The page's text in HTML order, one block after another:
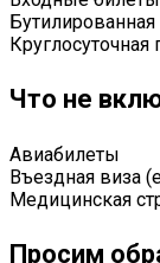
Что не
Авиабилеты
Въездная виза
Медицинская
Просим